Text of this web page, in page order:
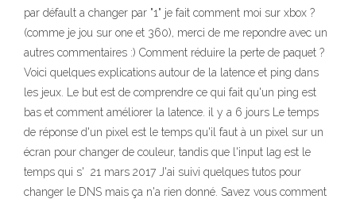
par défault a changer par "1" je fait comment moi sur xbox ?
(comme je jou sur one et 360), merci de me repondre avec un
autres commentaires :) Comment réduire la perte de paquet ?
Voici quelques explications autour de la latence et ping dans
les jeux. Le but est de comprendre ce qui fait qu'un ping est
bas et comment améliorer la latence. il y a 6 jours Le temps
de réponse d'un pixel est le temps qu'il faut à un pixel sur un
écran pour changer de couleur, tandis que l'input lag est le
temps qui s' 21 mars 2017 J'ai suivi quelques tutos pour
changer le DNS mais ça n'a rien donné. Savez vous comment